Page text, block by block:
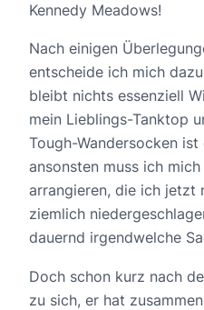
Kennedy Meadows!
Nach einigen
entscheide ich mich
bleibt nichts essenziell
mein Lieblings-Tanktop
Tough-Wandersocken
ansonsten muss ich
arrangieren, die ich jetzt
ziemlich
dauernd irgendwelche
Doch schon kurz nach
zu sich, er hat